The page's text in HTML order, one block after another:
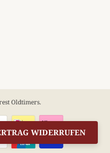
Oldtimers.
WIDERRUFEN